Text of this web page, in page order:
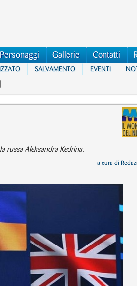
Personaggi Gallerie Contatti
SALVAMENTO EVENTI
russa Aleksandra Kedrina.
a cura di